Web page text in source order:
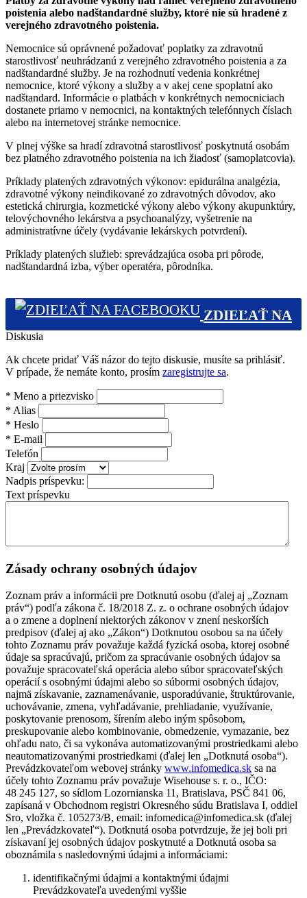
poistenia alebo nadštandardné služby, ktoré nie sú hradené z
verejného zdravotného poistenia.
Nemocnice sú oprávnené požadovať poplatky za zdravotnú
starostlivosť neuhrádzanú z verejného zdravotného poistenia a za
nadštandardné služby. Je na rozhodnutí vedenia konkrétnej
nemocnice, ktoré výkony a služby a v akej cene spoplatní ako
nadštandard. Informácie o platbách v konkrétnych nemocniciach
dostanete priamo v nemocnici, na kontaktných telefónnych číslach
alebo na internetovej stránke nemocnice.
V plnej výške sa hradí zdravotná starostlivosť poskytnutá osobám
bez platného zdravotného poistenia na ich žiadosť (samoplatcovia).
Príklady platených zdravotných výkonov: epidurálna analgézia,
zdravotné výkony neindikované zo zdravotných dôvodov, ako
estetická chirurgia, kozmetické výkony alebo výkony akupunktúry,
telovýchovného lekárstva a psychoanalýzy, vyšetrenie na
administratívne účely (vydávanie lekárskych potvrdení).
Príklady platených služieb: sprevádzajúca osoba pri pôrode,
nadštandardná izba, výber operatéra, pôrodníka.
ZDIEĽAŤ NA
Diskusia
Ak chcete pridať Váš názor do tejto diskusie, musíte sa prihlásiť.
V prípade, že nemáte konto, prosím zaregistrujte sa.
* Meno a priezvisko
* Alias
* Heslo
* E-mail
Telefón
Kraj
Nadpis príspevku:
Text príspevku
Zásady ochrany osobných údajov
Zoznam práv a informácii pre Dotknutú osobu (ďalej aj „Zoznam
práv“) podľa zákona č. 18/2018 Z. z. o ochrane osobných údajov
a o zmene a doplnení niektorých zákonov v znení neskorších
predpisov (ďalej aj ako „Zákon“) Dotknutou osobou sa na účely
tohto Zoznamu práv považuje každá fyzická osoba, ktorej osobné
údaje sa spracúvajú, pričom za spracúvanie osobných údajov sa
považuje spracovateľská operácia alebo súbor spracovateľských
operácií s osobnými údajmi alebo so súbormi osobných údajov,
najmä získavanie, zaznamenávanie, usporadúvanie, štruktúrovanie,
uchovávanie, zmena, vyhľadávanie, prehliadanie, využívanie,
poskytovanie prenosom, šírením alebo iným spôsobom,
preskupovanie alebo kombinovanie, obmedzenie, vymazanie, bez
ohľadu nato, či sa vykonáva automatizovanými prostriedkami alebo
neautomatizovanými prostriedkami (ďalej len „Dotknutá osoba“).
Prevádzkovateľom webovej stránky www.infomedica.sk sa na
účely tohto Zoznamu práv považuje Wisehouse s. r. o., IČO:
48 245 127, so sídlom Lozornianska 11, Bratislava, PSČ 841 06,
zapísaná v Obchodnom registri Okresného súdu Bratislava I, oddiel
Sro, vložka č. 105273/B, email: infomedica@infomedica.sk (ďalej
len „Prevádzkovateľ“). Dotknutá osoba potvrdzuje, že jej boli pri
získavaní jej osobných údajov poskytnuté a Dotknutá osoba sa
oboznámila s nasledovnými údajmi a informáciami:
identifikačnými údajmi a kontaktnými údajmi
Prevádzkovateľa uvedenými vyššie